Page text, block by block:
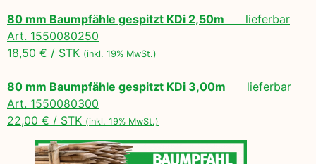
80 mm Baumpfähle gespitzt KDi 2,50m lieferbar
Art. 1550080250
18,50 € / STK (inkl. 19% MwSt.)
80 mm Baumpfähle gespitzt KDi 3,00m lieferbar
Art. 1550080300
22,00 € / STK (inkl. 19% MwSt.)